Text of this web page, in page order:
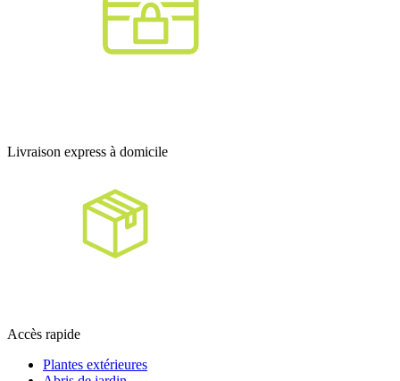
Livraison express à domicile
Accès rapide
Plantes extérieures